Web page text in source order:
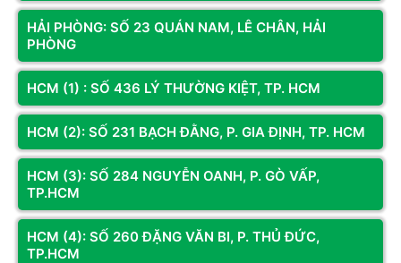
KÊNH THÔNG TIN
Fanpage
Youtube
HẢI PHÒNG: SỐ 23 QUÁN NAM, LÊ CHÂN, HẢI
PHÒNG
HCM (1) : SỐ 436 LÝ THƯỜNG KIỆT, TP. HCM
HCM (2): SỐ 231 BẠCH ĐẰNG, P. GIA ĐỊNH, TP. HCM
HCM (3): SỐ 284 NGUYỄN OANH, P. GÒ VẤP,
TP.HCM
HCM (4): SỐ 260 ĐẶNG VĂN BI, P. THỦ ĐỨC,
TP.HCM